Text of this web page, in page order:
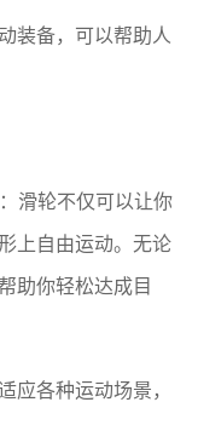
装备，可以帮助人
滑轮不仅可以让你
上自由运动。无论
助你轻松达成目
应各种运动场景，